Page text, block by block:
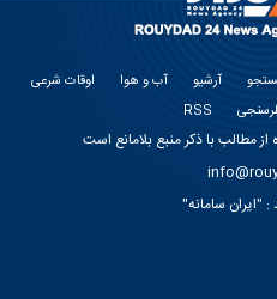
آرشیو آب و هوا
اوقات شرعی
RSS
مطالب با ذکر منبع بلامانع است
: "ایران سامانه"